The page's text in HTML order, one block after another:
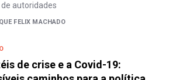
autoridades
FELIX MACHADO
de crise e a Covid-19: